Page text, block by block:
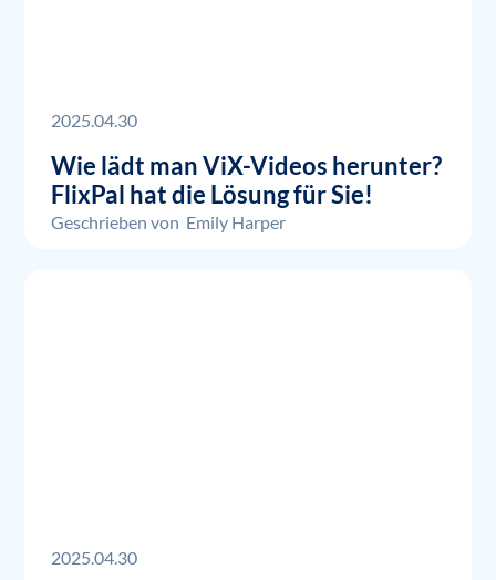
2025.04.30
Wie lädt man ViX-Videos herunter?
FlixPal hat die Lösung für Sie!
Geschrieben von Emily Harper
2025.04.30